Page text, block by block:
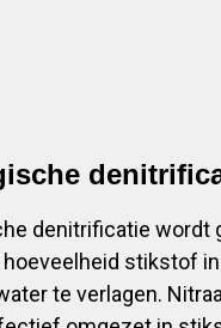
denitrificatie wordt
hoeveelheid stikstof
te verlagen.